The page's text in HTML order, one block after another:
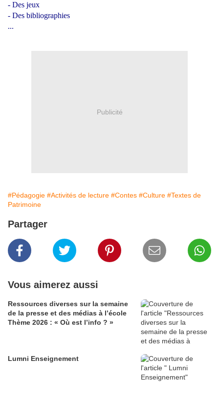
- Des jeux
- Des bibliographies
...
Publicité
#Pédagogie #Activités de lecture #Contes #Culture #Textes de
Patrimoine
Partager
Vous aimerez aussi
Ressources diverses sur la semaine
de la presse et des médias à l’école
Thème 2026 : « Où est l’info ? »
Lumni Enseignement